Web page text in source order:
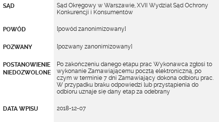
SĄD
Sąd Okręgowy w Warszawie, XVII Wydział Sąd Ochrony
Konkurencji i Konsumentów
POWÓD [powód zanonimizowany]
POZWANY [pozwany zanonimizowany]
POSTANOWIENIE
NIEDOZWOLONE
Po zakończeniu danego etapu prac Wykonawca zgłosi to
wykonanie Zamawiającemu pocztą elektroniczną, po
czym w terminie 7 dni Zamawiający dokona odbioru prac.
W przypadku braku odpowiedzi lub przystąpienia do
odbioru uznaje się dany etap za odebrany
DATA WPISU 2018-12-07